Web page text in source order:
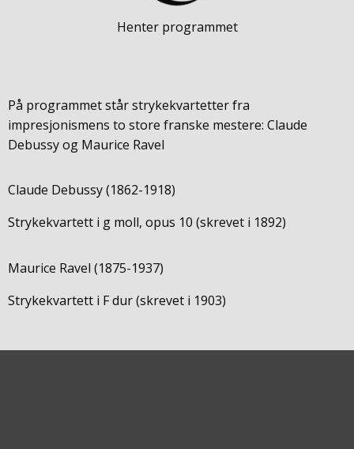
Henter programmet
På programmet står strykekvartetter fra
impresjonismens to store franske mestere: Claude
Debussy og Maurice Ravel
Claude Debussy (1862-1918)
Strykekvartett i g moll, opus 10 (skrevet i 1892)
Maurice Ravel (1875-1937)
Strykekvartett i F dur (skrevet i 1903)